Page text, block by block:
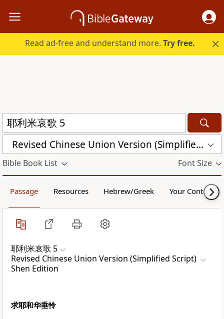
Read ad-free and understand more.Try free.
Revised Chinese Union Version (Simplified Script) Shen Edition (RCU17SS)
Bible Book List Font Size
Passage Resources Hebrew/Greek Your Content
耶利米哀歌 5
Revised Chinese Union Version (Simplified Script)
Shen Edition
求耶和华垂怜